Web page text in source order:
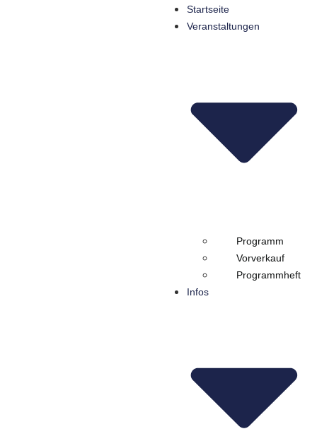
Startseite
Veranstaltungen
Programm
Vorverkauf
Programmheft
Infos